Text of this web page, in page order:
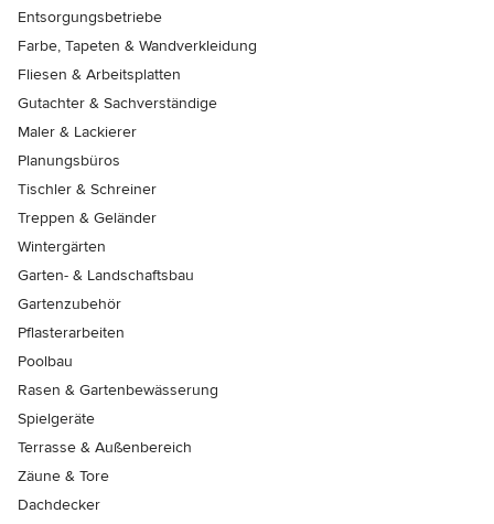
Entsorgungsbetriebe
Farbe, Tapeten & Wandverkleidung
Fliesen & Arbeitsplatten
Gutachter & Sachverständige
Maler & Lackierer
Planungsbüros
Tischler & Schreiner
Treppen & Geländer
Wintergärten
Garten- & Landschaftsbau
Gartenzubehör
Pflasterarbeiten
Poolbau
Rasen & Gartenbewässerung
Spielgeräte
Terrasse & Außenbereich
Zäune & Tore
Dachdecker